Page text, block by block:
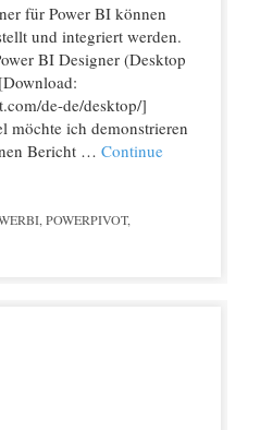
für Power BI können
und integriert werden.
BI Designer (Desktop
de-de/desktop/]
möchte ich demonstrieren
Bericht … Continue
, POWERPIVOT,